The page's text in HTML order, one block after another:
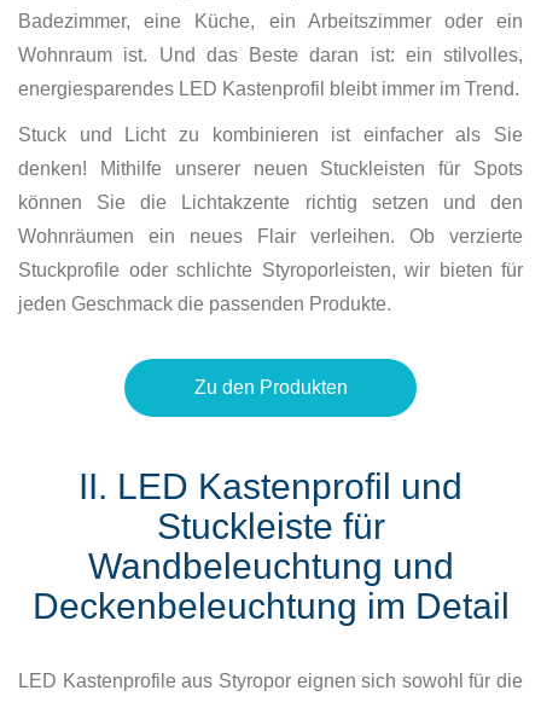
Badezimmer, eine Küche, ein Arbeitszimmer oder ein
Wohnraum ist. Und das Beste daran ist: ein stilvolles,
energiesparendes LED Kastenprofil bleibt immer im Trend.
Stuck und Licht zu kombinieren ist einfacher als Sie
denken! Mithilfe unserer neuen Stuckleisten für Spots
können Sie die Lichtakzente richtig setzen und den
Wohnräumen ein neues Flair verleihen. Ob verzierte
Stuckprofile oder schlichte Styroporleisten, wir bieten für
jeden Geschmack die passenden Produkte.
Zu den Produkten
II. LED Kastenprofil und
Stuckleiste für
Wandbeleuchtung und
Deckenbeleuchtung im Detail
LED Kastenprofile aus Styropor eignen sich sowohl für die